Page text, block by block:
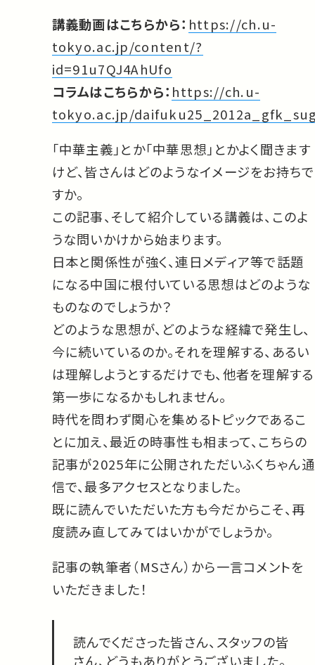
講義動画はこちらから： https://ch.u-
tokyo.ac.jp/content/?
id=91u7QJ4AhUfo
コラムはこちらから： https://ch.u-
tokyo.ac.jp/
「中華主義」とか「中華思想」とかよく聞きます
けど、皆さんはどのようなイメージをお持ちで
すか。
この記事、そして紹介している講義は、このよ
うな問いかけから始まります。
日本と関係性が強く、連日メディア等で話題
になる中国に根付いている思想はどのような
ものなのでしょうか？
どのような思想が、どのような経緯で発生し、
今に続いているのか。それを理解する、あるい
は理解しようとするだけでも、他者を理解する
第一歩になるかもしれません。
時代を問わず関心を集めるトピックであるこ
とに加え、最近の時事性も相まって、こちらの
記事が2025年に公開されただいふくちゃん通
信で、最多アクセスとなりました。
既に読んでいただいた方も今だからこそ、再
度読み直してみてはいかがでしょうか。
記事の執筆者（MSさん）から一言コメントを
いただきました！
読んでくださった皆さん、スタッフの皆
さん、どうもありがとうございました。